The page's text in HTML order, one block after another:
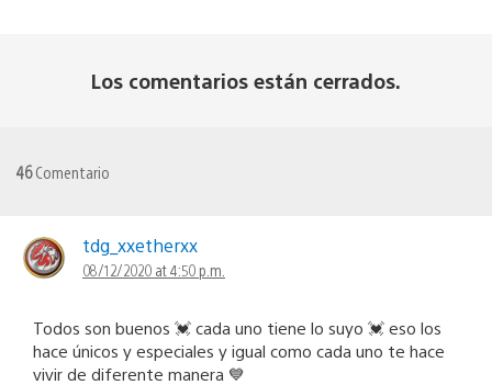
Los comentarios están cerrados.
46Comentario
tdg_xxetherxx
08/12/2020 at 4:50 p.m.
Todos son buenos 💓 cada uno tiene lo suyo 💓 eso los
hace únicos y especiales y igual como cada uno te hace
vivir de diferente manera 💙